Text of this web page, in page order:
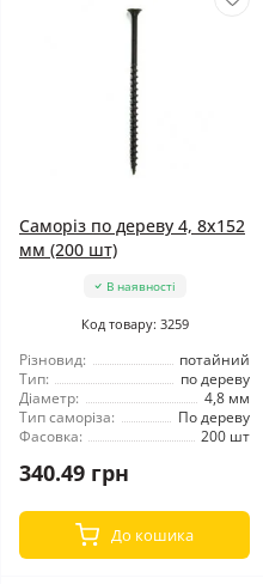
Саморіз по дереву 4, 8x152
мм (200 шт)
В наявності
Код товару: 3259
Різновид:
потайний
Тип:
по дереву
Діаметр:
4,8 мм
Тип саморіза:
По дереву
Фасовка:
200 шт
340.49 грн
До кошика